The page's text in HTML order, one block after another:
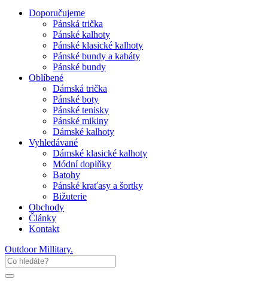
Doporučujeme
Pánská trička
Pánské kalhoty
Pánské klasické kalhoty
Pánské bundy a kabáty
Pánské bundy
Oblíbené
Dámská trička
Pánské boty
Pánské tenisky
Pánské mikiny
Dámské kalhoty
Vyhledávané
Dámské klasické kalhoty
Módní doplňky
Batohy
Pánské kraťasy a šortky
Bižuterie
Obchody
Články
Kontakt
Outdoor Millitary.